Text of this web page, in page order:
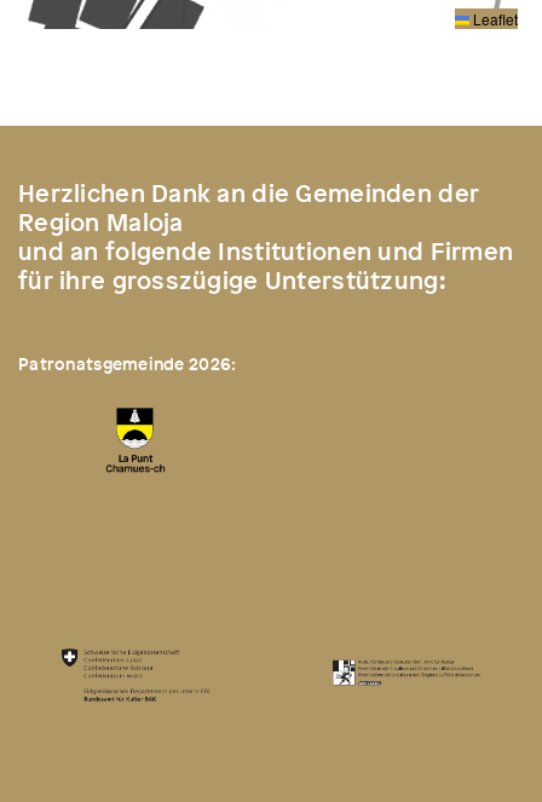
Leaflet
Herzlichen Dank an die Gemeinden der
Region Maloja
und an folgende Institutionen und Firmen
für ihre grosszügige Unterstützung:
Patronatsgemeinde 2026: